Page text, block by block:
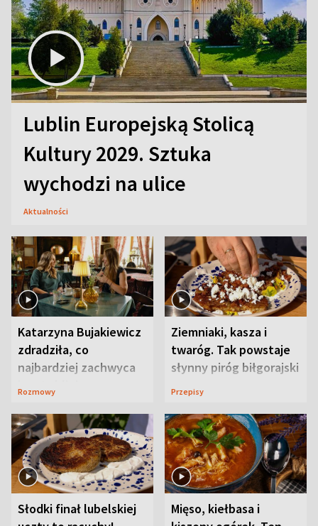
Lublin Europejską Stolicą
Kultury 2029. Sztuka
wychodzi na ulice
Aktualności
Katarzyna Bujakiewicz
zdradziła, co
najbardziej zachwyca
ją w Lublinie
Rozmowy
Ziemniaki, kasza i
twaróg. Tak powstaje
słynny piróg biłgorajski
Przepisy
Słodki finał lubelskiej
Mięso, kiełbasa i